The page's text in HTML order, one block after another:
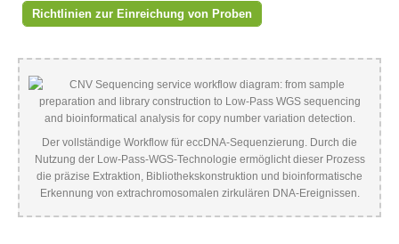
Richtlinien zur Einreichung von Proben
Der vollständige Workflow für eccDNA-Sequenzierung. Durch die
Nutzung der Low-Pass-WGS-Technologie ermöglicht dieser Prozess
die präzise Extraktion, Bibliothekskonstruktion und bioinformatische
Erkennung von extrachromosomalen zirkulären DNA-Ereignissen.